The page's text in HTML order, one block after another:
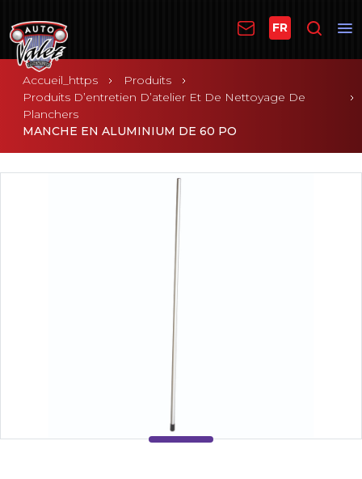
FR
Accueil_https
Produits
Produits D’entretien D’atelier Et De Nettoyage De
Planchers
MANCHE EN ALUMINIUM DE 60 PO